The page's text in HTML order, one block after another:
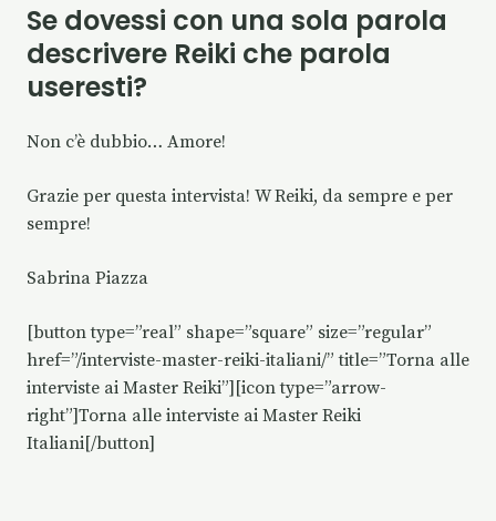
Se dovessi con una sola parola
descrivere Reiki che parola
useresti?
Non c’è dubbio… Amore!
Grazie per questa intervista! W Reiki, da sempre e per
sempre!
Sabrina Piazza
[button type=”real” shape=”square” size=”regular”
href=”/interviste-master-reiki-italiani/” title=”Torna alle
interviste ai Master Reiki”][icon type=”arrow-
right”]Torna alle interviste ai Master Reiki
Italiani[/button]